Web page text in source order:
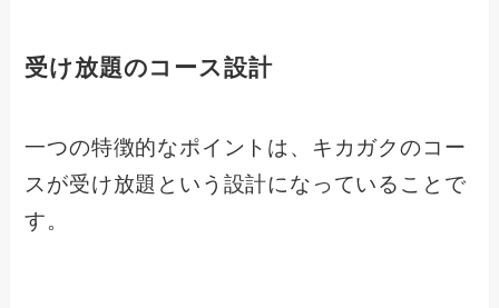
受け放題のコース設計
一つの特徴的なポイントは、キカガクのコー
スが受け放題という設計になっていることで
す。